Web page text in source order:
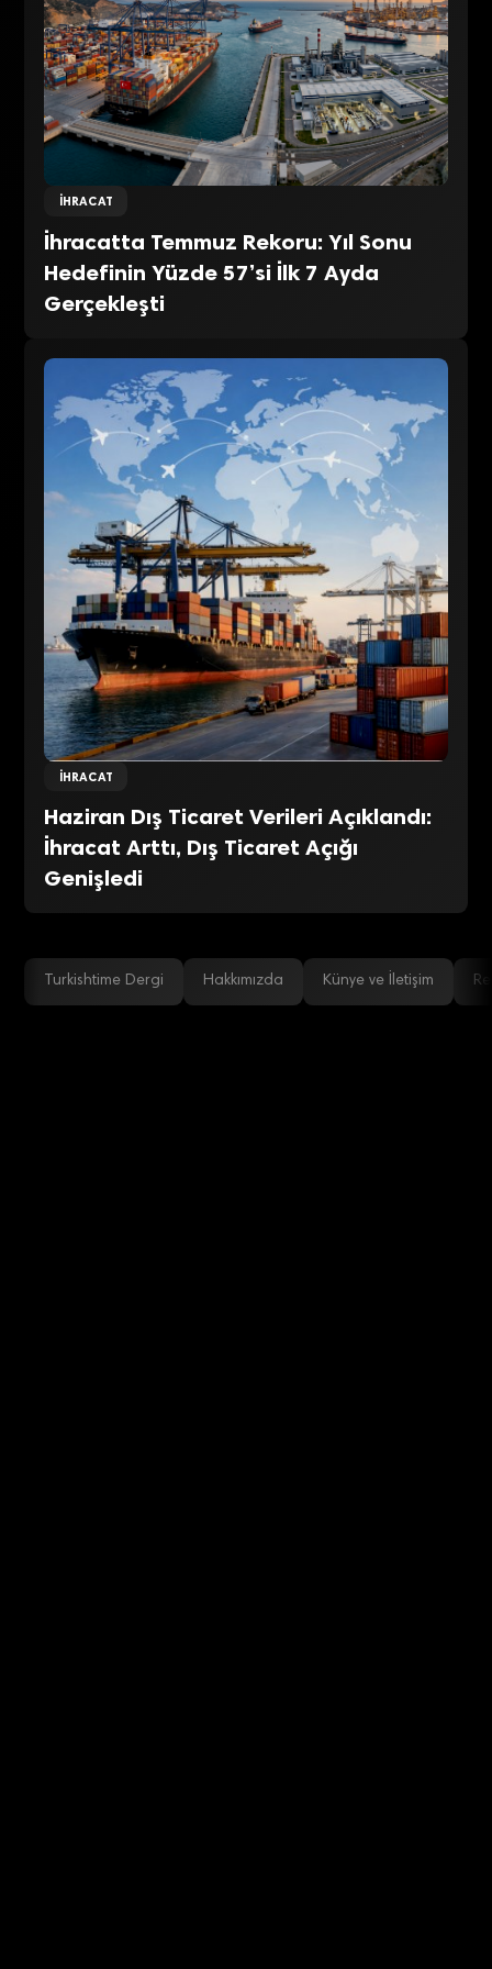
İHRACAT
İhracatta Temmuz Rekoru: Yıl Sonu
Hedefinin Yüzde 57’si İlk 7 Ayda
Gerçekleşti
İHRACAT
Haziran Dış Ticaret Verileri Açıklandı:
İhracat Arttı, Dış Ticaret Açığı
Genişledi
Turkishtime Dergi Hakkımızda Künye ve İletişim